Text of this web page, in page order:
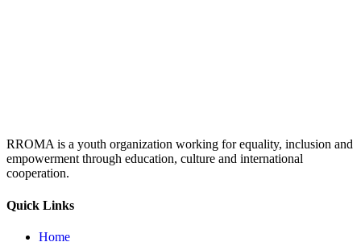
RROMA is a youth organization working for equality, inclusion and
empowerment through education, culture and international
cooperation.
Quick Links
Home